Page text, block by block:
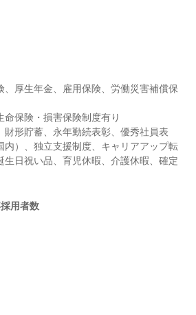
、厚生年金、雇用保険、労働災害補償保
命保険・損害保険制度有り
財形貯蓄、永年勤続表彰、優秀社員表
内）、独立支援制度、キャリアアップ転
生日祝い品、育児休暇、介護休暇、確定
用者数